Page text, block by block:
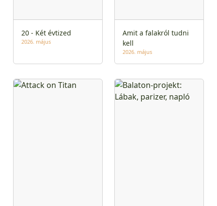
20 - Két évtized
2026. május
Amit a falakról tudni
kell
2026. május